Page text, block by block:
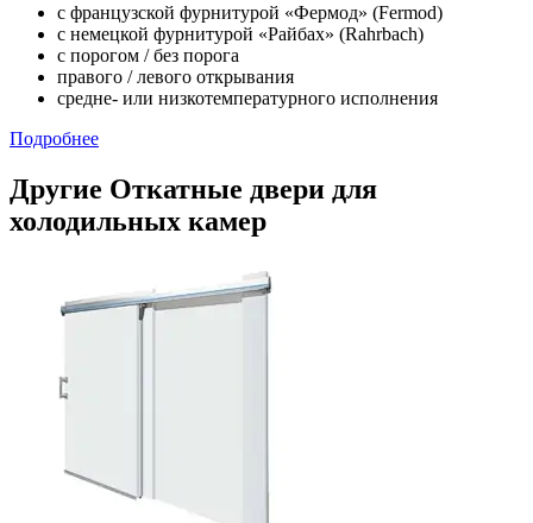
с французской фурнитурой «Фермод» (Fermod)
c немецкой фурнитурой «Райбах» (Rahrbach)
с порогом / без порога
правого / левого открывания
средне- или низкотемпературного исполнения
Подробнее
Другие Откатные двери для
холодильных камер